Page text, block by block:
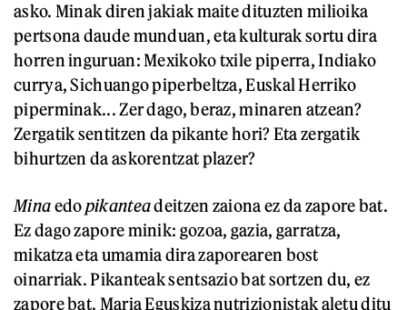
asko. Minak diren jakiak maite dituzten milioika
pertsona daude munduan, eta kulturak sortu dira
horren inguruan: Mexikoko txile piperra, Indiako
currya, Sichuango piperbeltza, Euskal Herriko
piperminak... Zer dago, beraz, minaren atzean?
Zergatik sentitzen da pikante hori? Eta zergatik
bihurtzen da askorentzat plazer?
Minaedopikanteadeitzen zaiona ez da zapore bat.
Ez dago zapore minik: gozoa, gazia, garratza,
mikatza eta umamia dira zaporearen bost
oinarriak. Pikanteak sentsazio bat sortzen du, ez
zapore bat. Maria Eguskiza nutrizionistak aletu ditu